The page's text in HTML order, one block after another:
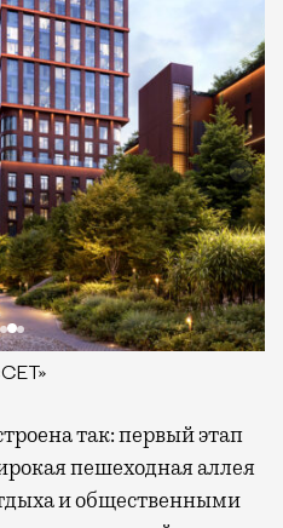
так: первый этап
пешеходная аллея
и общественными